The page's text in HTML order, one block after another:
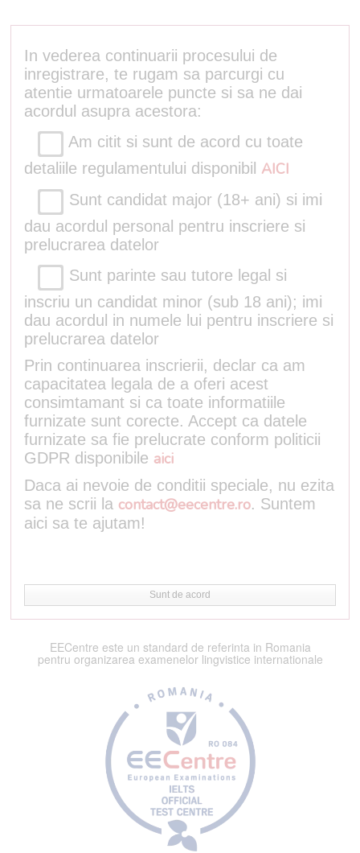
In vederea continuarii procesului de
inregistrare, te rugam sa parcurgi cu
atentie urmatoarele puncte si sa ne dai
acordul asupra acestora:
Am citit si sunt de acord cu toate
detaliile regulamentului disponibil AICI
Sunt candidat major (18+ ani) si imi
dau acordul personal pentru inscriere si
prelucrarea datelor
Sunt parinte sau tutore legal si
inscriu un candidat minor (sub 18 ani); imi
dau acordul in numele lui pentru inscriere si
prelucrarea datelor
Prin continuarea inscrierii, declar ca am
capacitatea legala de a oferi acest
consimtamant si ca toate informatiile
furnizate sunt corecte. Accept ca datele
furnizate sa fie prelucrate conform politicii
GDPR disponibile aici
Daca ai nevoie de conditii speciale, nu ezita
sa ne scrii la contact@eecentre.ro. Suntem
aici sa te ajutam!
Sunt de acord
EECentre este un standard de referinta in Romania
pentru organizarea examenelor lingvistice internationale